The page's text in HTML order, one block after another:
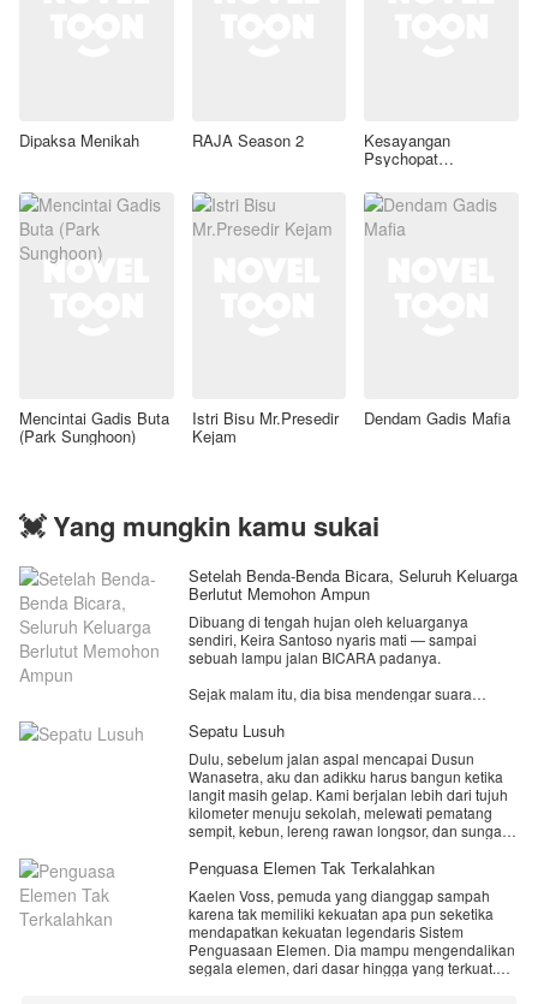
Dipaksa Menikah RAJA Season 2 Kesayangan
Psychopat
Mencintai Gadis Buta
(Park Sunghoon)
Istri Bisu Mr.Presedir
Kejam
Dendam Gadis Mafia
💓 Yang mungkin kamu sukai
Setelah Benda-Benda Bicara, Seluruh Keluarga
Berlutut Memohon Ampun
Dibuang di tengah hujan oleh keluarganya
sendiri, Keira Santoso nyaris mati — sampai
sebuah lampu jalan BICARA padanya.
Sejak malam itu, dia bisa mendengar suara
Kalung yang membisikkan rahasia. Berlian yang
Dan sentuhan seorang CEO tampan yang semua
orang tak bisa menyentuhnya... adalah satu-
satunya obat untuk keduanya.
Sekarang rebutan memanjakannya.
Keluarga yang membuangnya? Berlutut memohon
ampun.
Tapi Keira sudah menemukan rumahnya yang
sesungguhnya.
Sepatu Lusuh
Dulu, sebelum jalan aspal mencapai Dusun
Wanasetra, aku dan adikku harus bangun ketika
langit masih gelap. Kami berjalan lebih dari tujuh
kilometer menuju sekolah, melewati pematang
sempit, kebun, lereng rawan longsor, dan sungai
hanya ada sepatu bekas dari pasar loak. Sepatu
dan selalu basah saat musim hujan.
Kami menjahit telapak yang terbuka dengan
benang karung, menambalnya memakai potongan
ban, lalu memakainya kembali pada pagi
berikutnya. Di sekolah, sepatu lusuh itu menjadi
Penguasa Elemen Tak Terkalahkan
Kaelen Voss, pemuda yang dianggap sampah
karena tak memiliki kekuatan apa pun seketika
mendapatkan kekuatan legendaris Sistem
Penguasaan Elemen. Dia mampu mengendalikan
segala elemen, dari dasar hingga yang terkuat.